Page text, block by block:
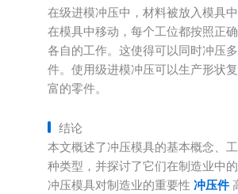
在级进模冲压中，材料被放入模具
在模具中移动，每个工位都按照正
各自的工作。这使得可以同时冲压
件。使用级进模冲压可以生产形状
富的零件。
结论
本文概述了冲压模具的基本概念、
种类型，并探讨了它们在制造业中的
冲压模具对制造业的重要性 冲压件